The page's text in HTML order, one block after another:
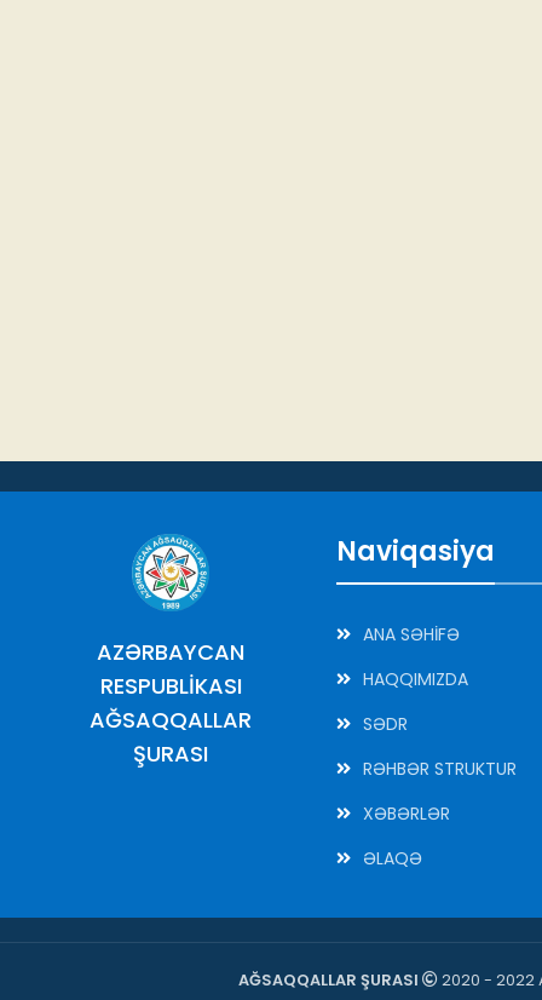
AZƏRBAYCAN
RESPUBLİKASI
AĞSAQQALLAR
ŞURASI
Naviqasiya
ANA SƏHİFƏ
HAQQIMIZDA
SƏDR
RƏHBƏR STRUKTUR
XƏBƏRLƏR
ƏLAQƏ
AĞSAQQALLAR ŞURASI 2020 - 2022